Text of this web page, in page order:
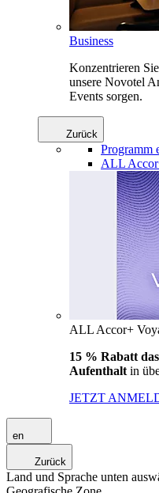
Business
Konzentrieren
unsere Novotel
Events sorgen.
Zurück
Programm
ALL
ALL Accor+
15 % Rabatt
Aufenthalt in
JETZT
en
Zurück
Land und Sprache unten